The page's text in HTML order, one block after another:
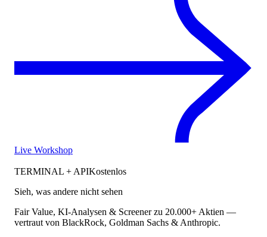
Live Workshop
TERMINAL + APIKostenlos
Sieh, was andere nicht sehen
Fair Value, KI-Analysen & Screener zu 20.000+ Aktien —
vertraut von BlackRock, Goldman Sachs & Anthropic.